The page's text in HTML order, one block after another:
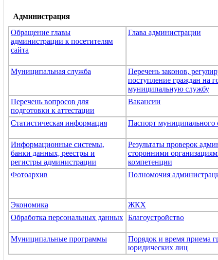
Администрация
Обращение главы
администрации к посетителям
сайта
Глава администрации
Муниципальная служба
Перечень законов,
поступление граждан на
муниципальную службу
Перечень вопросов для
подготовки к аттестации
Вакансии
Статистическая информация Паспорт муниципального
Информационные системы,
банки данных, реестры и
регистры администрации
Результаты проверок
сторонними
компетенции
Фотоархив
Полномочия
Экономика
ЖКХ
Обработка персональных данных Благоустройство
Муниципальные программы
Порядок и время приема
юридических лиц